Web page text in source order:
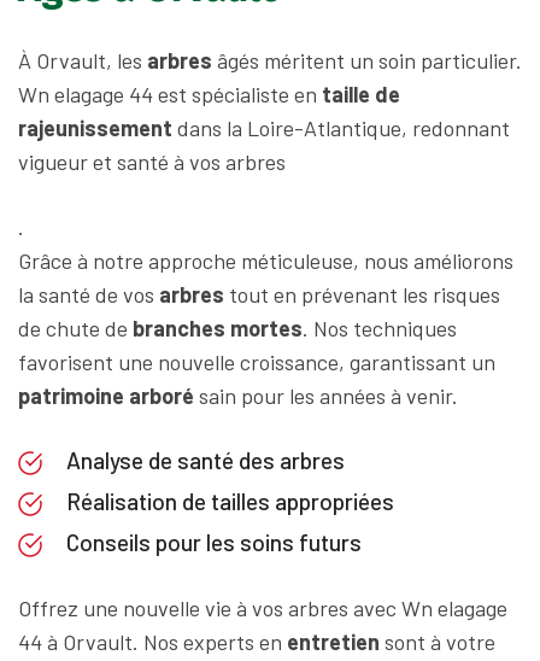
À Orvault, les arbres âgés méritent un soin particulier.
Wn elagage 44 est spécialiste en taille de
rajeunissement dans la Loire-Atlantique, redonnant
vigueur et santé à vos arbres
.
Grâce à notre approche méticuleuse, nous améliorons
la santé de vos arbres tout en prévenant les risques
de chute de branches mortes. Nos techniques
favorisent une nouvelle croissance, garantissant un
patrimoine arboré sain pour les années à venir.
Analyse de santé des arbres
Réalisation de tailles appropriées
Conseils pour les soins futurs
Offrez une nouvelle vie à vos arbres avec Wn elagage
44 à Orvault. Nos experts en entretien sont à votre